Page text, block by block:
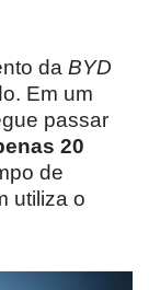
da BYD
Em um
passar
20
de
utiliza o